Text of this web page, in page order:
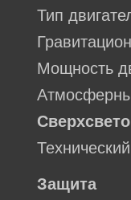
Тип
Мощность
Защита